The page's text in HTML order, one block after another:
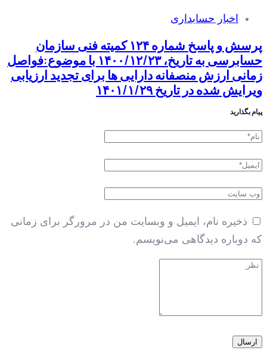
اخبار حسابداری
پرسش و پاسخ شماره ۱۲۴ کمیته فنی سازمان
حسابرسی به تاریخ، ۱۴۰۰/۱۲/۲۳ با موضوع:فواصل
زمانی ارزش منصفانه دارایی ها برای تجدید ارزیابی
ویرایش شده در تاریخ ۱۴۰۱/۱/۲۹
پیام بگذارید
ذخیره نام، ایمیل و وبسایت من در مرورگر برای زمانی
که دوباره دیدگاهی می‌نویسم.